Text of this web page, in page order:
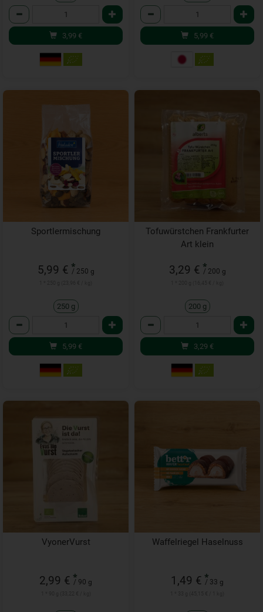
Anzahl
3,99 €
Anzahl
5,99 €
Sportlermischung
5,99 € *
/ 250 g
250 g
Anzahl
5,99 €
Tofuwürstchen Frankfurter
Art klein
3,29 € *
/ 200 g
200 g
Anzahl
3,29 €
VyonerVurst
2,99 € *
/ 90 g
Waffelriegel Haselnuss
1,49 € *
/ 33 g